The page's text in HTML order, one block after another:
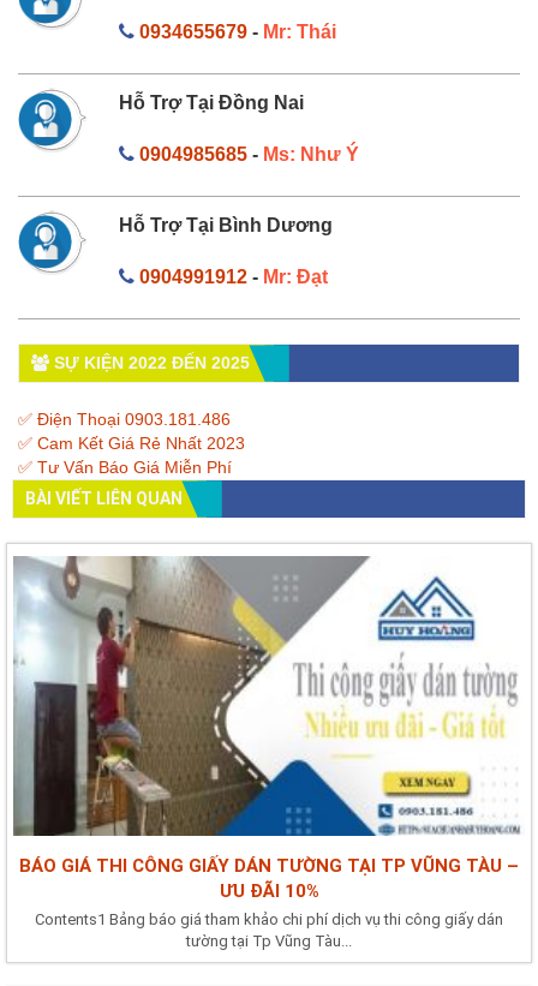
0934655679- Mr: Thái
Hỗ Trợ Tại Đồng Nai
0904985685- Ms: Như Ý
Hỗ Trợ Tại Bình Dương
0904991912- Mr: Đạt
SỰ KIỆN 2022 ĐẾN 2025
✅ Điện Thoại 0903.181.486
✅ Cam Kết Giá Rẻ Nhất 2023
✅ Tư Vấn Báo Giá Miễn Phí
BÀI VIẾT LIÊN QUAN
BÁO GIÁ THI CÔNG GIẤY DÁN TƯỜNG TẠI TP VŨNG TÀU –
ƯU ĐÃI 10%
Contents1 Bảng báo giá tham khảo chi phí dịch vụ thi công giấy dán
tường tại Tp Vũng Tàu...